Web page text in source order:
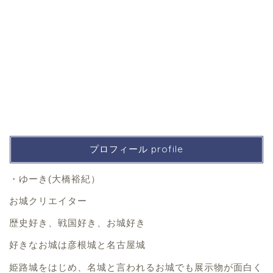
プロフィール profile
・ゆーき(大橋裕紀）
お城クリエイター
歴史好き、戦国好き、お城好き
好きなお城は彦根城と名古屋城
姫路城をはじめ、名城と言われるお城でも展示物が面白く